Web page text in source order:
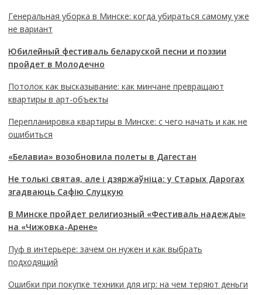
Генеральная уборка в Минске: когда убираться самому уже
не вариант
Юбилейный фестиваль беларуской песни и поэзии
пройдет в Молодечно
Потолок как высказывание: как минчане превращают
квартиры в арт-объекты
Перепланировка квартиры в Минске: с чего начать и как не
ошибиться
«Белавиа» возобновила полеты в Дагестан
Не толькі святая, але і дзяржаўніца: у Старых Дарогах
згадваюць Сафію Слуцкую
В Минске пройдет религиозный «Фестиваль надежды»
на «Чижовка-Арене»
Пуф в интерьере: зачем он нужен и как выбрать
подходящий
Ошибки при покупке техники для игр: на чем теряют деньги